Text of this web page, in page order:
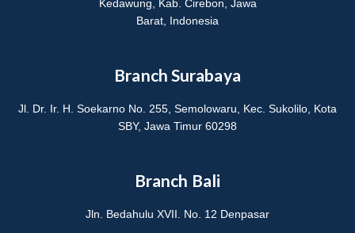
Kedawung, Kab. Cirebon, Jawa
Barat, Indonesia
Branch Surabaya
Jl. Dr. Ir. H. Soekarno No. 255, Semolowaru, Kec. Sukolilo, Kota
SBY, Jawa Timur 60298
Branch Bali
Jln. Bedahulu XVII. No. 12 Denpasar